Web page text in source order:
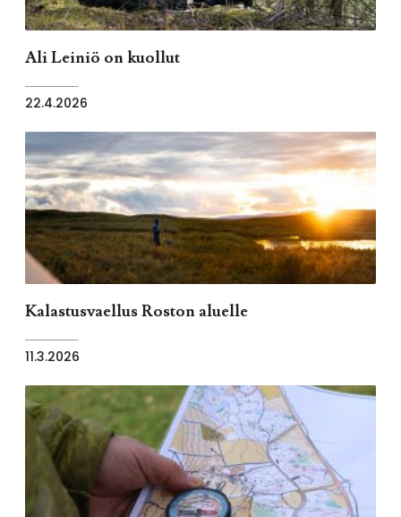
Ali Leiniö on kuollut
22.4.2026
Kalastusvaellus Roston aluelle
11.3.2026